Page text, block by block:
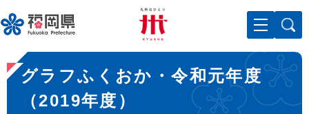
ー
ジ
先
頭
メニューを飛ばして本文へ
本
文
グラフふくおか・令和元年度
（2019年度）